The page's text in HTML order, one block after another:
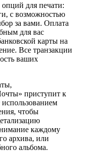
для печати:
с возможностью
за вами. Оплата
для вас
карты на
Все транзакции
ваших
приступит к
чтобы
каждому
архива, или
альбома.